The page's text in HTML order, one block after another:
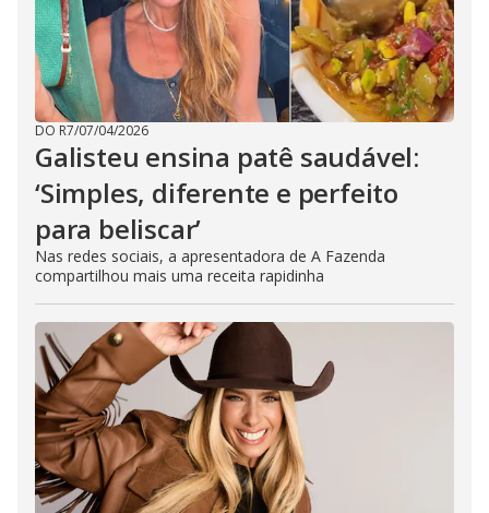
DO R7/07/04/2026
Galisteu ensina patê saudável:
‘Simples, diferente e perfeito
para beliscar’
Nas redes sociais, a apresentadora de A Fazenda
compartilhou mais uma receita rapidinha